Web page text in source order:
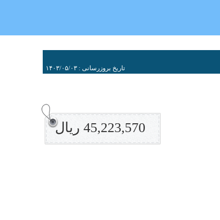
تاریخ بروزرسانی : ۱۴۰۳/۰۵/۰۳
45,223,570 ریال